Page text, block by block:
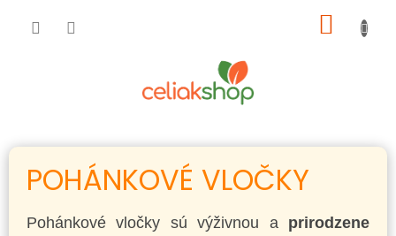
KOŠÍK
POHÁNKOVÉ VLOČKY
Pohánkové vločky sú výživnou a prirodzene